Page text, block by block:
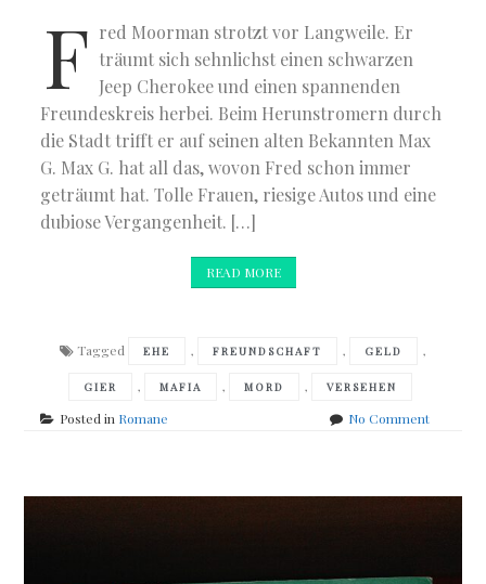
F red Moorman strotzt vor Langweile. Er
träumt sich sehnlichst einen schwarzen
Jeep Cherokee und einen spannenden
Freundeskreis herbei. Beim Herunstromern durch
die Stadt trifft er auf seinen alten Bekannten Max
G. Max G. hat all das, wovon Fred schon immer
geträumt hat. Tolle Frauen, riesige Autos und eine
dubiose Vergangenheit. […]
READ MORE
Tagged EHE , FREUNDSCHAFT , GELD ,
GIER , MAFIA , MORD , VERSEHEN
Posted in Romane No Commenton
Odessa